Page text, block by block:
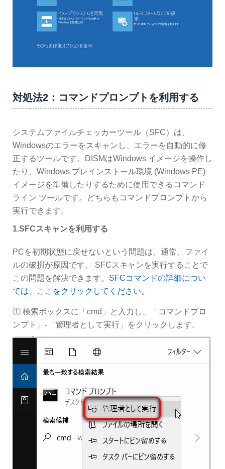
対処法2：コマンドプロンプトを利用する
システムファイルチェッカーツール（SFC）は、
Windowsのエラーをスキャンし、エラーを自動的に修
正するツールです。DISMはWindows イメージを操作し
たり、Windows プレインストール環境 (Windows PE)
イメージを準備したりするために使用できるコマンド
ライン ツールです。どちらもコマンドプロンプトから
実行できます。
1.SFCスキャンを利用する
PCを初期状態に戻せないという問題は、通常、ファイ
ルの破損が原因です。 SFCスキャンを実行することで
この問題を解決できます。 SFCコマンドの詳細につい
ては、ここをクリックしてください。
① 検索ボックスに「cmd」と入力し、「コマンドプロ
ンプト」-「管理者として実行」をクリックします。